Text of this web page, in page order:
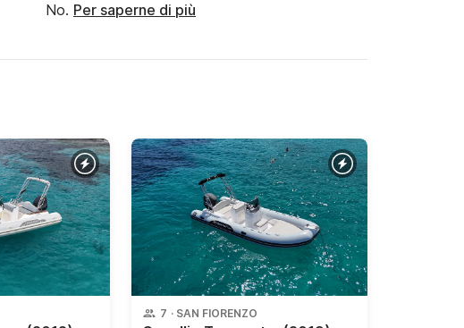
No. Per saperne di più
7 · SAN FIORENZO